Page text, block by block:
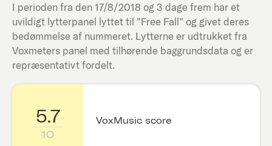
I perioden fra den17/8/2018 og 3 dage frem har et
uvildigt lytterpanel lyttet til "Free Fall" og givet deres
bedømmelse af nummeret. Lytterne er udtrukket fra
Voxmeters panel med tilhørende baggrundsdata og er
repræsentativt fordelt.
5.7
10
VoxMusic score